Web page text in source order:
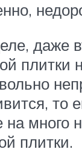
даже
плитки
то
на много
плитки.